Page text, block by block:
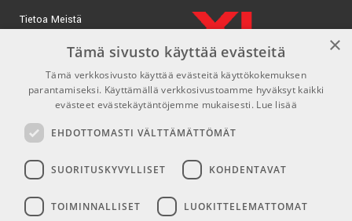
Tietoa Meistä
Tuotemerkit
Kirjaudu
GDPR & Cookies
Myyntiehdot
Yhteys
info@emnordic.fi
Sosiaaliset mediat
Facebook
×
Tämä sivusto käyttää evästeitä
Tämä verkkosivusto käyttää evästeitä käyttökokemuksen
parantamiseksi. Käyttämällä verkkosivustoamme hyväksyt kaikki
evästeet evästekäytäntöjemme mukaisesti. Lue lisää
EHDOTTOMASTI VÄLTTÄMÄTTÖMÄT
SUORITUSKYVYLLISET KOHDENTAVAT
TOIMINNALLISET LUOKITTELEMATTOMAT